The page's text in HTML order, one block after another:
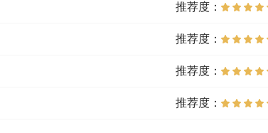
推荐度：
推荐度：
推荐度：
推荐度：